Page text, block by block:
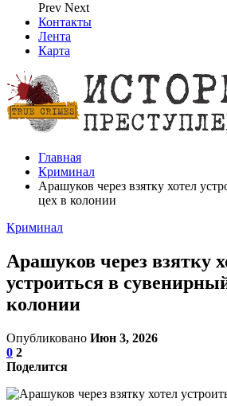
Prev Next
Контакты
Лента
Карта
Главная
Криминал
Арашуков через взятку хотел
цех в колонии
Криминал
Арашуков через взятку
устроиться в
колонии
Опубликовано Июн 3, 2026
0 2
Поделится